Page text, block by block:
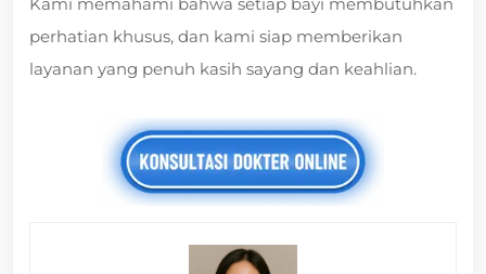
perhatian khusus, dan kami siap memberikan
layanan yang penuh kasih sayang dan keahlian.